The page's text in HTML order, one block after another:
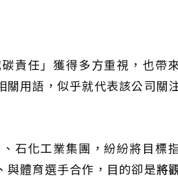
責任」獲得多方重視，也帶
用語，似乎就代表該公司關
石化工業集團，紛紛將目標
與體育選手合作，目的卻是將